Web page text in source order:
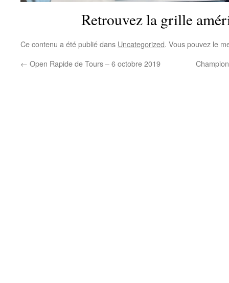
Retrouvez la grille
Ce contenu a été publié dans Uncategorized. Vous pouvez le
← Open Rapide de Tours – 6 octobre 2019